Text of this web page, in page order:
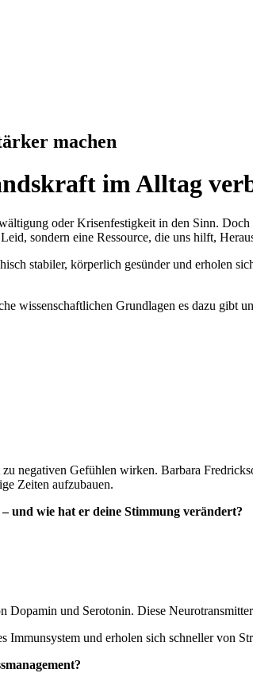
machen
im Alltag
oder Krisenfestigkeit in den Sinn. Doch
sondern eine Ressource, die uns hilft,
stabiler, körperlich gesünder und erholen
wissenschaftlichen Grundlagen es dazu gibt
negativen Gefühlen wirken. Barbara
Zeiten aufzubauen.
und wie hat er deine Stimmung verändert?
Dopamin und Serotonin. Diese
Immunsystem und erholen sich schneller von